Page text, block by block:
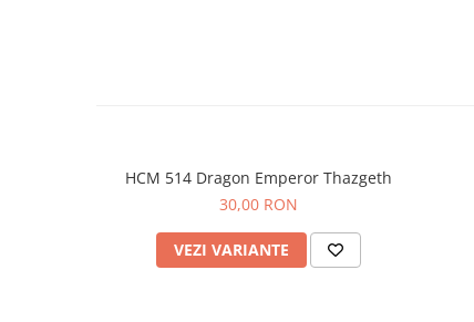
HCM 514 Dragon Emperor Thazgeth
30,00 RON
VEZI VARIANTE